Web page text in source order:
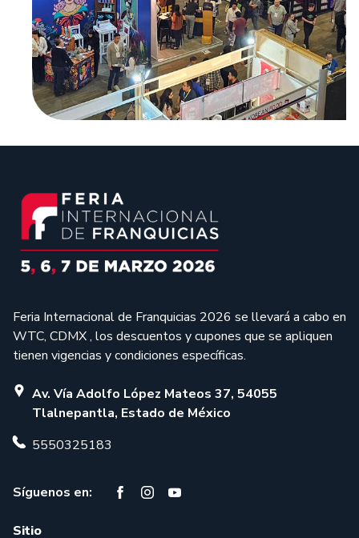
Feria Internacional de Franquicias 2026 se llevará a cabo en
WTC, CDMX , los descuentos y cupones que se apliquen
tienen vigencias y condiciones específicas.
Av. Vía Adolfo López Mateos 37, 54055
Tlalnepantla, Estado de México
5550325183
Síguenos en:
Sitio